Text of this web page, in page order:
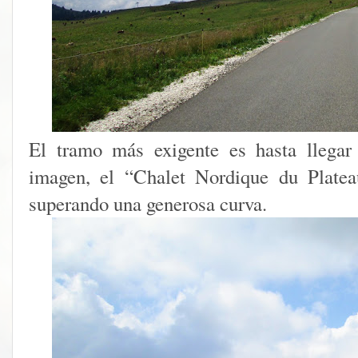
El tramo más exigente es hasta
imagen, el “Chalet Nordique du
superando una generosa curva.